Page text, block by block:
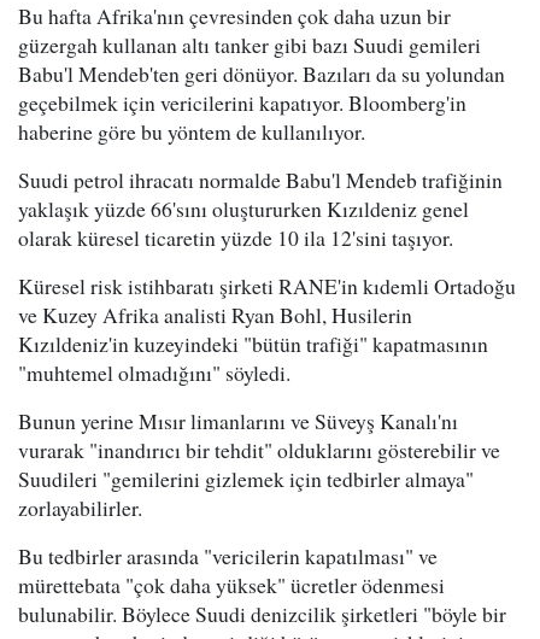
Bu hafta Afrika'nın çevresinden çok daha uzun bir
güzergah kullanan altı tanker gibi bazı Suudi gemileri
Babu'l Mendeb'ten geri dönüyor. Bazıları da su yolundan
geçebilmek için vericilerini kapatıyor. Bloomberg'in
haberine göre bu yöntem de kullanılıyor.
Suudi petrol ihracatı normalde Babu'l Mendeb trafiğinin
yaklaşık yüzde 66'sını oluştururken Kızıldeniz genel
olarak küresel ticaretin yüzde 10 ila 12'sini taşıyor.
Küresel risk istihbaratı şirketi RANE'in kıdemli Ortadoğu
ve Kuzey Afrika analisti Ryan Bohl, Husilerin
Kızıldeniz'in kuzeyindeki "bütün trafiği" kapatmasının
"muhtemel olmadığını" söyledi.
Bunun yerine Mısır limanlarını ve Süveyş Kanalı'nı
vurarak "inandırıcı bir tehdit" olduklarını gösterebilir ve
Suudileri "gemilerini gizlemek için tedbirler almaya"
zorlayabilirler.
Bu tedbirler arasında "vericilerin kapatılması" ve
mürettebata "çok daha yüksek" ücretler ödenmesi
bulunabilir. Böylece Suudi denizcilik şirketleri "böyle bir